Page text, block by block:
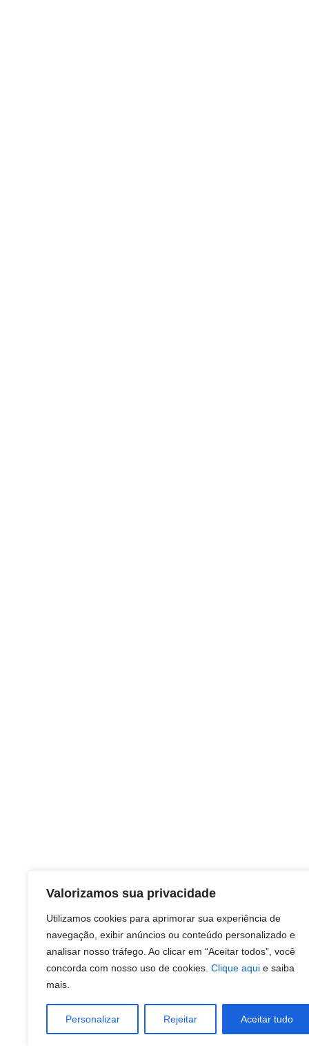
Valorizamos sua privacidade
Utilizamos cookies para aprimorar sua experiência de
navegação, exibir anúncios ou conteúdo personalizado e
analisar nosso tráfego. Ao clicar em “Aceitar todos”, você
concorda com nosso uso de cookies. Clique aqui e saiba
mais.
Personalizar Rejeitar Aceitar tudo